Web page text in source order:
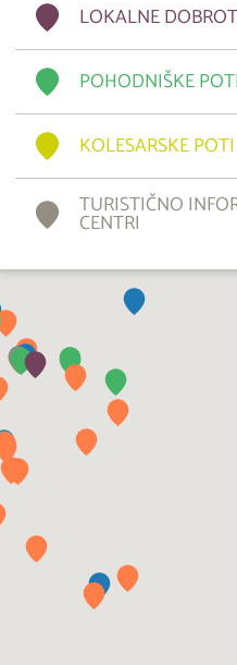
LOKALNE
POHODNIŠKE POTI
KOLESARSKE POTI
TURISTIČNO
CENTRI